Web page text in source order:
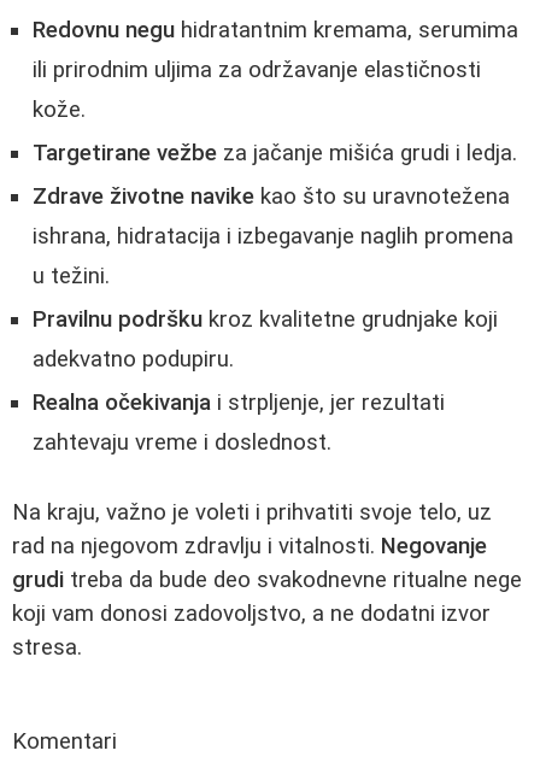
Redovnu negu hidratantnim kremama, serumima
ili prirodnim uljima za održavanje elastičnosti
kože.
Targetirane vežbe za jačanje mišića grudi i ledja.
Zdrave životne navike kao što su uravnotežena
ishrana, hidratacija i izbegavanje naglih promena
u težini.
Pravilnu podršku kroz kvalitetne grudnjake koji
adekvatno podupiru.
Realna očekivanja i strpljenje, jer rezultati
zahtevaju vreme i doslednost.
Na kraju, važno je voleti i prihvatiti svoje telo, uz
rad na njegovom zdravlju i vitalnosti. Negovanje
grudi treba da bude deo svakodnevne ritualne nege
koji vam donosi zadovoljstvo, a ne dodatni izvor
stresa.
Komentari